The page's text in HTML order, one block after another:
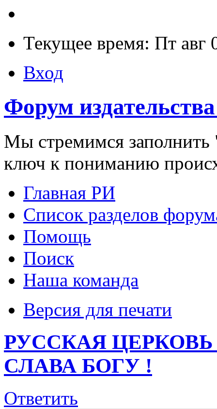
Текущее время: Пт авг
Вход
Форум
Мы стремимся заполнить
ключ к пониманию
Главная РИ
Список разделов
Помощь
Поиск
Наша команда
Версия для печати
РУССКАЯ
СЛАВА БОГУ !
Ответить